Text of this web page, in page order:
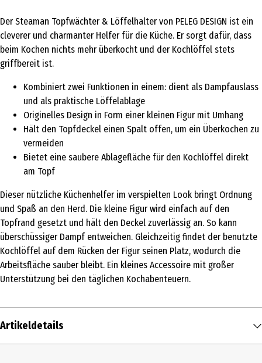
Der Steaman Topfwächter & Löffelhalter von PELEG DESIGN ist ein
cleverer und charmanter Helfer für die Küche. Er sorgt dafür, dass
beim Kochen nichts mehr überkocht und der Kochlöffel stets
griffbereit ist.
Kombiniert zwei Funktionen in einem: dient als Dampfauslass
und als praktische Löffelablage
Originelles Design in Form einer kleinen Figur mit Umhang
Hält den Topfdeckel einen Spalt offen, um ein Überkochen zu
vermeiden
Bietet eine saubere Ablagefläche für den Kochlöffel direkt
am Topf
Dieser nützliche Küchenhelfer im verspielten Look bringt Ordnung
und Spaß an den Herd. Die kleine Figur wird einfach auf den
Topfrand gesetzt und hält den Deckel zuverlässig an. So kann
überschüssiger Dampf entweichen. Gleichzeitig findet der benutzte
Kochlöffel auf dem Rücken der Figur seinen Platz, wodurch die
Arbeitsfläche sauber bleibt. Ein kleines Accessoire mit großer
Unterstützung bei den täglichen Kochabenteuern.
Artikeldetails